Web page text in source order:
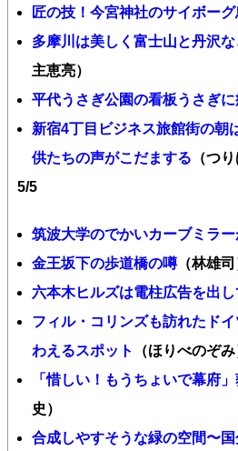
匠の技！今宮神社のサイボー
多摩川は美しく富士山と丹沢
主恵亮）
平代うさぎ公園の看板うさぎ
新宿4丁目ビジネス旅館街の朝
供たちの声がこだまする （つ
5/5
筑波大学のでかいカーブミラ
金王坂下の歩道橋の噂（林雄司
六本木ヒルズは電柱広告を出し
フィル・コリンズも訪れたド
わえるスポット
（ほりべのぞみ
「惜しい！もうちょいで幕府
史）
合成しやすそうな緑の空間〜